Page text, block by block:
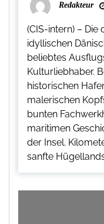
Redakteur
(CIS-intern) –
idyllischen
beliebtes
Kulturliebhaber.
historischen
malerischen
bunten
maritimen
der Insel.
sanfte